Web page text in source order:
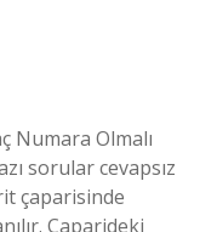
Numara Olmalı
sorular cevapsız
çaparisinde
Çaparideki